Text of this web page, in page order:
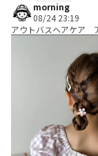
morning
08/24 23:19
アウトバスヘアケア
ヘアアレンジ考案コー